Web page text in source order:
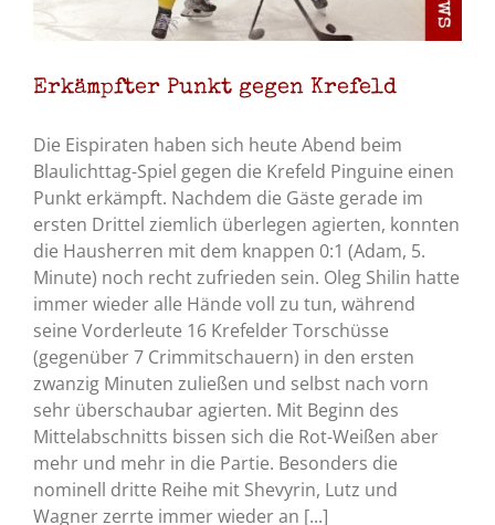
Erkämpfter Punkt gegen Krefeld
Die Eispiraten haben sich heute Abend beim
Blaulichttag-Spiel gegen die Krefeld Pinguine einen
Punkt erkämpft. Nachdem die Gäste gerade im
ersten Drittel ziemlich überlegen agierten, konnten
die Hausherren mit dem knappen 0:1 (Adam, 5.
Minute) noch recht zufrieden sein. Oleg Shilin hatte
immer wieder alle Hände voll zu tun, während
seine Vorderleute 16 Krefelder Torschüsse
(gegenüber 7 Crimmitschauern) in den ersten
zwanzig Minuten zuließen und selbst nach vorn
sehr überschaubar agierten. Mit Beginn des
Mittelabschnitts bissen sich die Rot-Weißen aber
mehr und mehr in die Partie. Besonders die
nominell dritte Reihe mit Shevyrin, Lutz und
Wagner zerrte immer wieder an [...]